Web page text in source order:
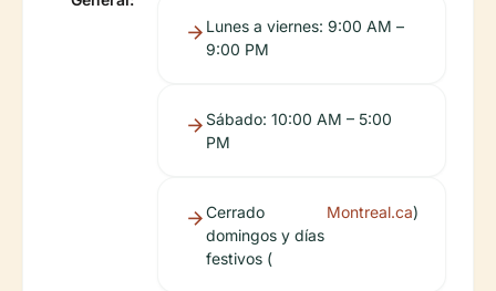
Lunes a viernes: 9:00 AM –
9:00 PM
Sábado: 10:00 AM – 5:00
PM
Cerrado
domingos y días
festivos (
Montreal.ca)